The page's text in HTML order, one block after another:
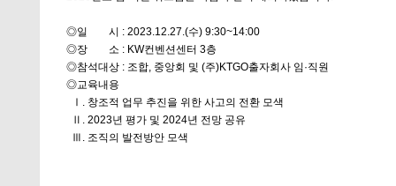
◎일 시 : 2023.12.27.(수) 9:30~14:00
◎장 소 : KW컨벤션센터 3층
◎참석대상 : 조합, 중앙회 및 (주)KTGO출자회사 임·직원
◎교육내용
Ⅰ. 창조적 업무 추진을 위한 사고의 전환 모색
Ⅱ. 2023년 평가 및 2024년 전망 공유
Ⅲ. 조직의 발전방안 모색